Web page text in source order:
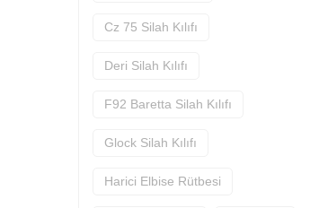
Cz 75 Silah Kılıfı
Deri Silah Kılıfı
F92 Baretta Silah Kılıfı
Glock Silah Kılıfı
Harici Elbise Rütbesi